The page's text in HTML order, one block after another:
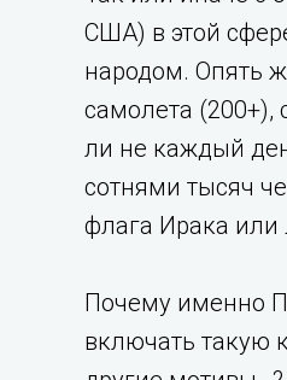
США) в этой
народом. Опять
самолета (200+),
ли не каждый
сотнями тысяч
флага Ирака
Почему именно
включать такую